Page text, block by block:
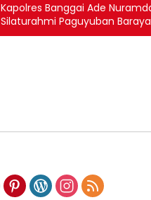
Kapolres Banggai Ade
Silaturahmi Paguyuban